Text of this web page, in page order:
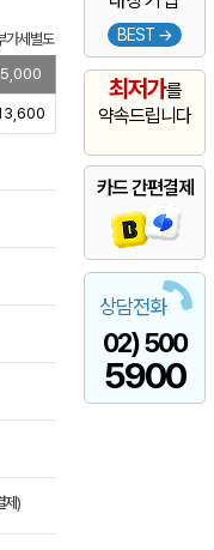
BEST →
최저가를
약속드립니다
카드 간편결제
상담전화
02) 500
5900
가세별도
5,000
제)